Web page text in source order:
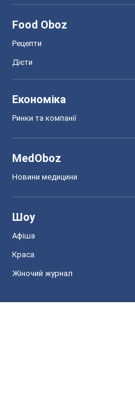
Food Oboz
Рецепти
Дієти
Економіка
Ринки та компанії
MedOboz
Новини медицини
Шоу
Афіша
Краса
Жіночий журнал